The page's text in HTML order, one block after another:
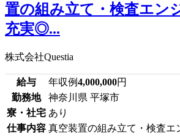
置の組み立て・検査エン
充実◎...
株式会社Questia
給与 年収例4,000,000円
勤務地
神奈川県 平塚市
寮・社宅 あり
仕事内容 真空装置の組み立て・検査エ